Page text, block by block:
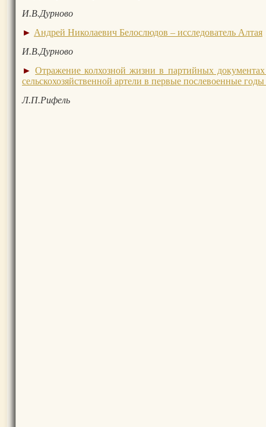
И.В.Дурново
► Андрей Николаевич Белослюдов – исследователь Алтая
И.В.Дурново
► Отражение колхозной жизни в партийных
сельскохозяйственной артели в первые послевоенные
Л.П.Рифель